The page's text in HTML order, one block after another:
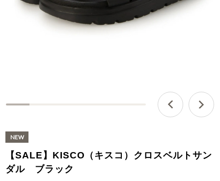
0
l
【SALE】KISCO（キスコ）クロスベルトサン
ダル ブラック